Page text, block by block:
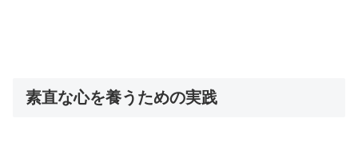
素直な心を養うための実践